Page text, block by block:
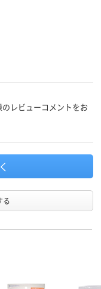
レビューコメントをお
る